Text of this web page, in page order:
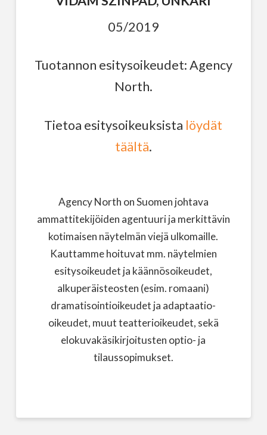
05/2019
Tuotannon esitysoikeudet: Agency
North.
Tietoa esitysoikeuksista löydät
täältä.
Agency North on Suomen johtava
ammattitekijöiden agentuuri ja merkittävin
kotimaisen näytelmän viejä ulkomaille.
Kauttamme hoituvat mm. näytelmien
esitysoikeudet ja käännösoikeudet,
alkuperäisteosten (esim. romaani)
dramatisointioikeudet ja adaptaatio-
oikeudet, muut teatterioikeudet, sekä
elokuvakäsikirjoitusten optio- ja
tilaussopimukset.